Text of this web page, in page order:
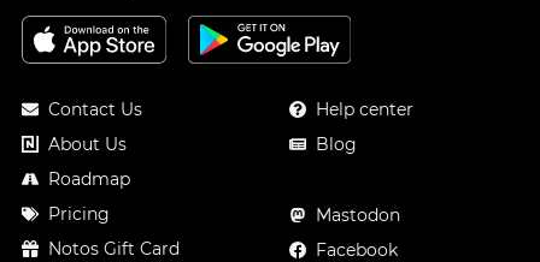
Contact Us
About Us
Roadmap
Pricing
Notos Gift Card
Help center
Blog
Mastodon
Facebook